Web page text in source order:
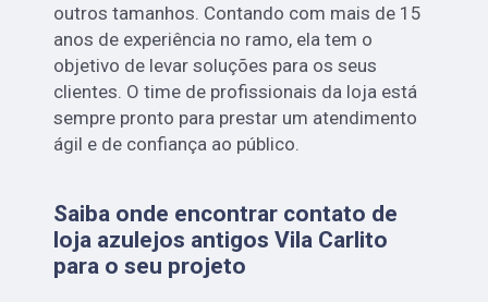
outros tamanhos. Contando com mais de 15
anos de experiência no ramo, ela tem o
objetivo de levar soluções para os seus
clientes. O time de profissionais da loja está
sempre pronto para prestar um atendimento
ágil e de confiança ao público.
Saiba onde encontrar contato de
loja azulejos antigos Vila Carlito
para o seu projeto